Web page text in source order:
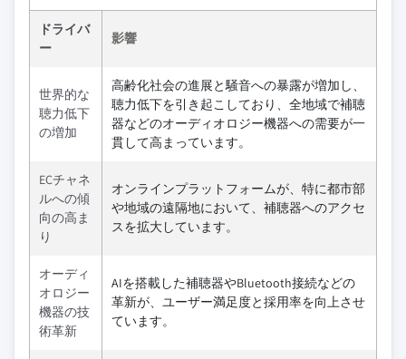
ドライバ
ー
影響
世界的な
聴力低下
の増加
高齢化社会の進展と騒音への暴露が増加し、
聴力低下を引き起こしており、全地域で補聴
器などのオーディオロジー機器への需要が一
貫して高まっています。
ECチャネ
ルへの傾
向の高ま
り
オンラインプラットフォームが、特に都市部
や地域の遠隔地において、補聴器へのアクセ
スを拡大しています。
オーディ
オロジー
機器の技
術革新
AIを搭載した補聴器やBluetooth接続などの
革新が、ユーザー満足度と採用率を向上させ
ています。